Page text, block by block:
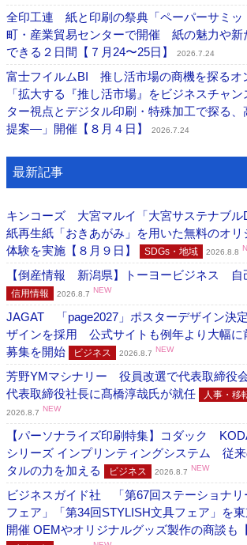
全印工連 紙と印刷の祭典「ペーパーサミッ
町・産業貿易センターで開催 紙の魅力や新
できる２日間【７月24〜25日】
2026.7.24
富士フイルムBI 推し活市場の商機を探るオ
「拡大する『推し活市場』をビジネスチャ
ター視点とデジタル印刷・特殊加工で探る
提案―」開催【８月４日】
2026.7.24
最新記事
キンコーズ 大宮マルイ「大宮サステナブ
紙再生紙「おきあがみ」を用いた無料のオリ
体験を実施【８月９日】
SDGs・地域 2026.8.8
【倒産情報 新潟県】トーヨービジネス 自
信用情報 2026.8.7 NEW
JAGAT 「page2027」ポスターデザイン決
ザインを採用 公式サイトも例年より大幅に
募集を開始
ビジネス 2026.8.7 NEW
芳野YMマシナリー 役員改選で代表取締役会
代表取締役社長に髙橋淳哉氏が就任
人事・移
2026.8.7 NEW
【パーソナライズ印刷特集】コダック
シリーズ インプリンティングシステム 従
タルの力を加える
ビジネス 2026.8.7 NEW
ビジネスガイド社 「第67回ステーショナリ
フェア」「第34回STYLISH文具フェア」を
開催 OEMやオリジナルグッズ製作の商談も